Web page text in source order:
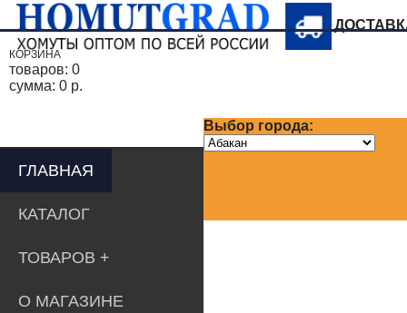
Выбор города:
КОРЗИНА
товаров: 0
сумма: 0 р.
ГЛАВНАЯ
КАТАЛОГ
ТОВАРОВ
О МАГАЗИНЕ